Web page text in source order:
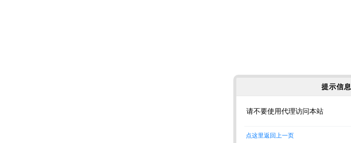
提示信息
请不要使用代理访问本站
点这里返回上一页